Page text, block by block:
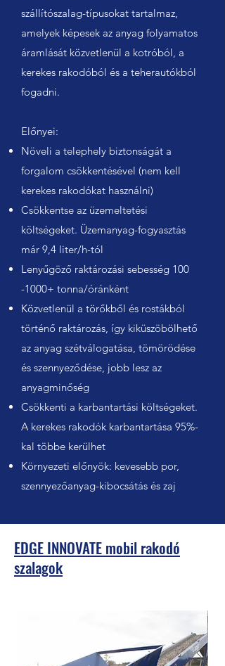
szállítószalag-típusokat tartalmaz,
amelyek képesek az anyag folyamatos
áramlását közvetlenül a kotróból, a
kerekes rakodóból és a teherautókból
fogadni.
Előnyei:
Növeli a telephely biztonságát a
forgalom csökkentésével (nem kell
kerekes rakodókat használni)
Csökkentse az üzemeltetési
költségeket. Üzemanyag-fogyasztás
már 9,4 liter/h-tól
Lenyűgöző raktározási sebesség 100
-1000+ tonna/óránként
Közvetlenül a törőkből és rostákból
történő raktározás, így kiküszöbölhető
az anyag szétválogatása, tömörödése
és szennyeződése, jobb lesz az
anyagminőség
Csökkenti a karbantartási költségeket.
A kerekes rakodók karbantartása 95%-
kal többe kerülhet
Környezeti előnyök: kevesebb por,
szennyezőanyag-kibocsátás és zaj​
EDGE INNOVATE mobil rakodó
szalagok